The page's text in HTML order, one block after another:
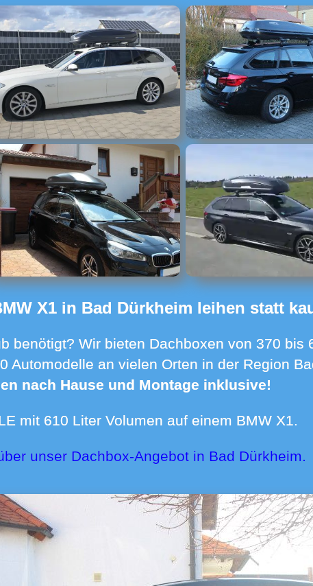
X1 in Bad Dürkheim leihen statt
Automodelle an vielen Orten in der Region
nach Hause und Montage inklusive!
mit 610 Liter Volumen auf einem BMW X1.
unser Dachbox-Angebot in Bad Dürkheim.